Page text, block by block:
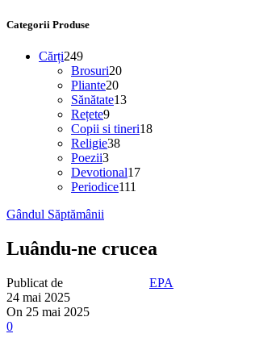
Categorii Produse
Cărți249
Brosuri20
Pliante20
Sănătate13
Rețete9
Copii si tineri18
Religie38
Poezii3
Devotional17
Periodice111
Gândul Săptămânii
Luându-ne crucea
Publicat de
EPA
24 mai 2025
On 25 mai 2025
0